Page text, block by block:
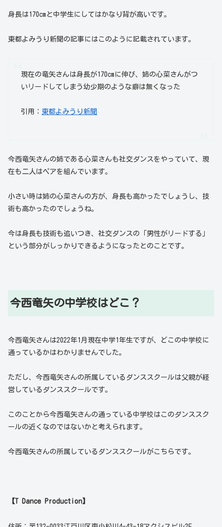
身長は170cmと中学生にしてはかなり背が高いです。
東都よみうり新聞の記事にはこのように記載されています。
現在の竜矢さんは身長が170cmに伸び、姉の心菜さんがつ
いリードしてしまう幼少期のような癖は無くなった
引用： 東都よみうり新聞
今西竜矢さんの姉である心菜さんも社交ダンスをやっていて、現
在も二人はペアを組んでいます。
小さい時は姉の心菜さんの方が、身長も高かったでしょうし、技
術も高かったのでしょうね。
今は身長も技術も追いつき、社交ダンスの「男性がリードする」
という部分がしっかりできるようになったとのことです。
今西竜矢の中学校はどこ？
今西竜矢さんは2022年1月現在中学1年生ですが、どこの中学校に
通っているかはわかりませんでした。
ただし、今西竜矢さんの所属しているダンススクールは父親が経
営しているダンススクールです。
このことから今西竜矢さんの通っている中学校はこのダンススク
ールの近くなのではないかと考えられます。
今西竜矢さんの所属しているダンススクールがこちらです。
【T Dance Production】